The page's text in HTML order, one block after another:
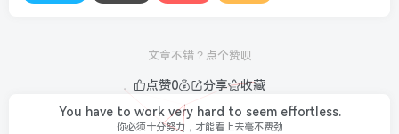
文章不错？点个赞呗
点赞0 分享
收藏
You have to work very hard to seem effortless.
你必须十分努力，才能看上去毫不费劲